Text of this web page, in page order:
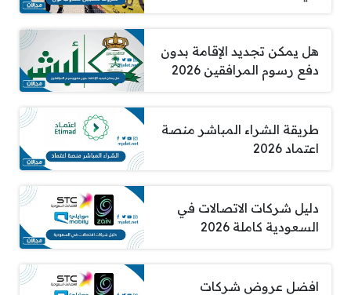
هل يمكن تجديد الإقامة بدون
دفع رسوم المرافقين 2026
طريقة الشراء المباشر منصة
اعتماد 2026
دليل شركات الاتصالات في
السعودية كاملة 2026
افضل عروض شركات